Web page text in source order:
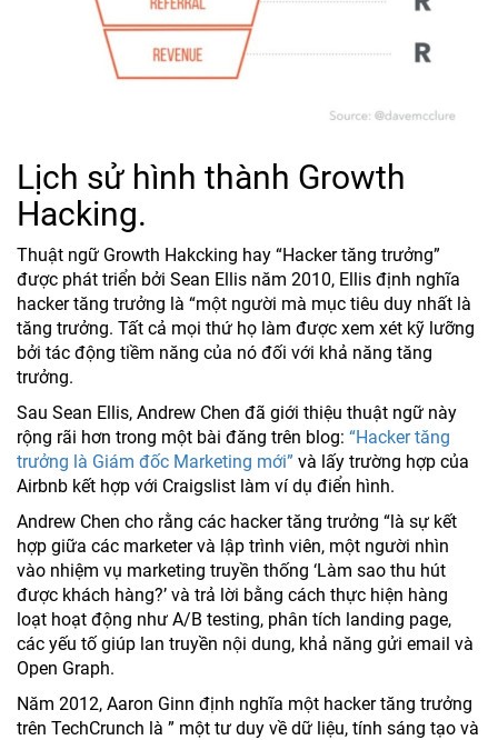
Lịch sử hình thành Growth
Hacking.
Thuật ngữ Growth Hakcking hay “Hacker tăng trưởng”
được phát triển bởi Sean Ellis năm 2010, Ellis định nghĩa
hacker tăng trưởng là “một người mà mục tiêu duy nhất là
tăng trưởng. Tất cả mọi thứ họ làm được xem xét kỹ lưỡng
bởi tác động tiềm năng của nó đối với khả năng tăng
trưởng.
Sau Sean Ellis, Andrew Chen đã giới thiệu thuật ngữ này
rộng rãi hơn trong một bài đăng trên blog: “Hacker tăng
trưởng là Giám đốc Marketing mới” và lấy trường hợp của
Airbnb kết hợp với Craigslist làm ví dụ điển hình.
Andrew Chen cho rằng các hacker tăng trưởng “là sự kết
hợp giữa các marketer và lập trình viên, một người nhìn
vào nhiệm vụ marketing truyền thống ‘Làm sao thu hút
được khách hàng?’ và trả lời bằng cách thực hiện hàng
loạt hoạt động như A/B testing, phân tích landing page,
các yếu tố giúp lan truyền nội dung, khả năng gửi email và
Open Graph.
Năm 2012, Aaron Ginn định nghĩa một hacker tăng trưởng
trên TechCrunch là ” một tư duy về dữ liệu, tính sáng tạo và